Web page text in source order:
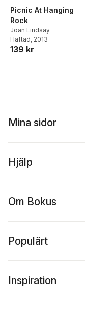
Picnic At Hanging
Rock
Joan Lindsay
Häftad, 2013
139 kr
Mina sidor
Hjälp
Om Bokus
Populärt
Inspiration